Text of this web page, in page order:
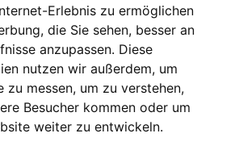
Erlebnis zu ermöglichen
die Sie sehen, besser an
anzupassen. Diese
nutzen wir außerdem, um
zu messen, um zu verstehen,
Besucher kommen oder um
weiter zu entwickeln.
SUCHEN